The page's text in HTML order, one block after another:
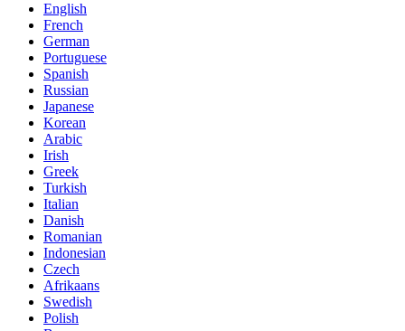
English
French
German
Portuguese
Spanish
Russian
Japanese
Korean
Arabic
Irish
Greek
Turkish
Italian
Danish
Romanian
Indonesian
Czech
Afrikaans
Swedish
Polish